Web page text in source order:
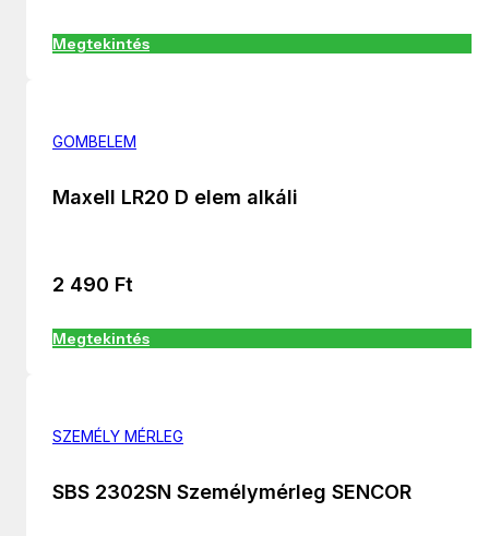
Megtekintés
GOMBELEM
Maxell LR20 D elem alkáli
2 490 Ft
Megtekintés
SZEMÉLY MÉRLEG
SBS 2302SN Személymérleg SENCOR